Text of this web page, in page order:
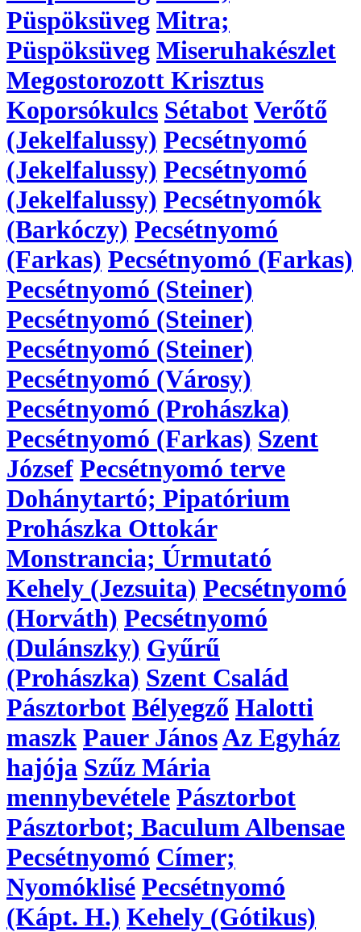
Püspöksüveg Mitra;
Püspöksüveg Miseruhakészlet
Megostorozott Krisztus
Koporsókulcs SétabotVerőtő
(Jekelfalussy) Pecsétnyomó
(Jekelfalussy) Pecsétnyomó
(Jekelfalussy) Pecsétnyomók
(Barkóczy) Pecsétnyomó
(Farkas) Pecsétnyomó (Farkas)
Pecsétnyomó (Steiner)
Pecsétnyomó (Steiner)
Pecsétnyomó (Steiner)
Pecsétnyomó (Városy)
Pecsétnyomó (Prohászka)
Pecsétnyomó (Farkas) Szent
József Pecsétnyomó terve
Dohánytartó; Pipatórium
Prohászka Ottokár
Monstrancia; Úrmutató
Kehely (Jezsuita) Pecsétnyomó
(Horváth) Pecsétnyomó
(Dulánszky) Gyűrű
(Prohászka) Szent Család
Pásztorbot Bélyegző Halotti
maszk Pauer JánosAz Egyház
hajója Szűz Mária
mennybevétele Pásztorbot
Pásztorbot; Baculum Albensae
Pecsétnyomó Címer;
Nyomóklisé Pecsétnyomó
(Kápt. H.) Kehely (Gótikus)